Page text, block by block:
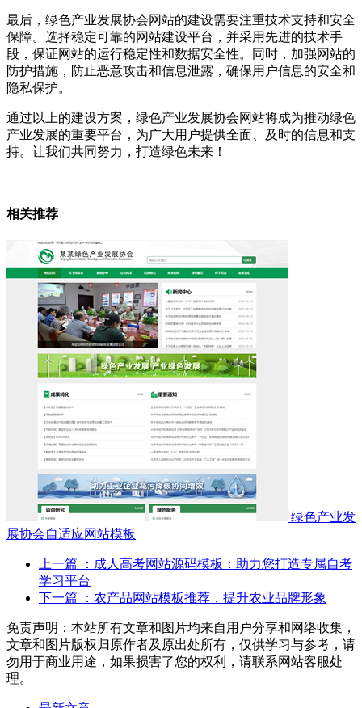
最后，绿色产业发展协会网站的建设需要注重技术支持和安全
保障。选择稳定可靠的网站建设平台，并采用先进的技术手
段，保证网站的运行稳定性和数据安全性。同时，加强网站的
防护措施，防止恶意攻击和信息泄露，确保用户信息的安全和
隐私保护。
通过以上的建设方案，绿色产业发展协会网站将成为推动绿色
产业发展的重要平台，为广大用户提供全面、及时的信息和支
持。让我们共同努力，打造绿色未来！
相关推荐
绿色产业发
展协会自适应网站模板
上一篇
：成人高考网站源码模板：助力您打造专属自考
学习平台
下一篇
：农产品网站模板推荐，提升农业品牌形象
免责声明：本站所有文章和图片均来自用户分享和网络收集，
文章和图片版权归原作者及原出处所有，仅供学习与参考，请
勿用于商业用途，如果损害了您的权利，请联系网站客服处
理。